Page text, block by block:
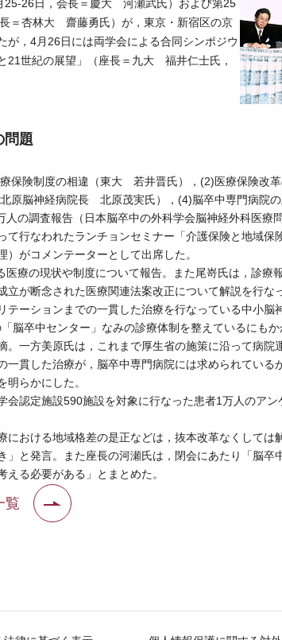
26日，会長＝慶大 河瀬武氏）および第25
＝杏林大 齋藤勇氏）が，東京・新宿区の京
が，4月26日には両学会による合同シンポジウ
21世紀の展望」（座長＝九大 福井仁士氏，
問題
保険制度の相違（東大 若井晋氏），(2)医療保険改
原脳神経病院長 北原茂実氏），(4)脳卒中専門病院
人の調査報告（日本脳卒中の外科学会脳神経外科医
て行なわれたランチョンセミナー「介護保険と地域保
がコメンテーターとして出席した。
療の現状や制度について報告。また尾嵜氏は，診療
立が断念された医療関連法案改正について解説を行な
ーションまでの一貫した治療を行なっている中小脳
脳卒中センター」なみの診療体制を整えているにも
。一方美原氏は，これまで厚生省の施策に沿って病院
一貫した治療が，脳卒中専門病院には求められている
明らかにした。
認定施設590施設を対象に行なった患者1万人のアン
おける地域格差の是正などは，抜本改革なくしては
」と発言。また座長の河瀬氏は，閉会にあたり「脳
る必要がある」とまとめた。
覧